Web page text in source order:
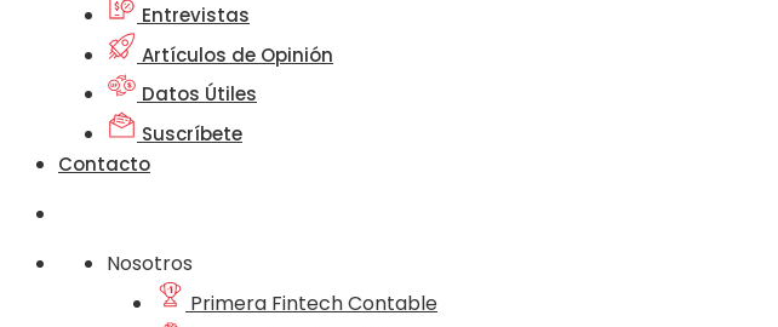
Entrevistas
Artículos de Opinión
Datos Útiles
Suscríbete
Contacto
Nosotros
Primera Fintech Contable